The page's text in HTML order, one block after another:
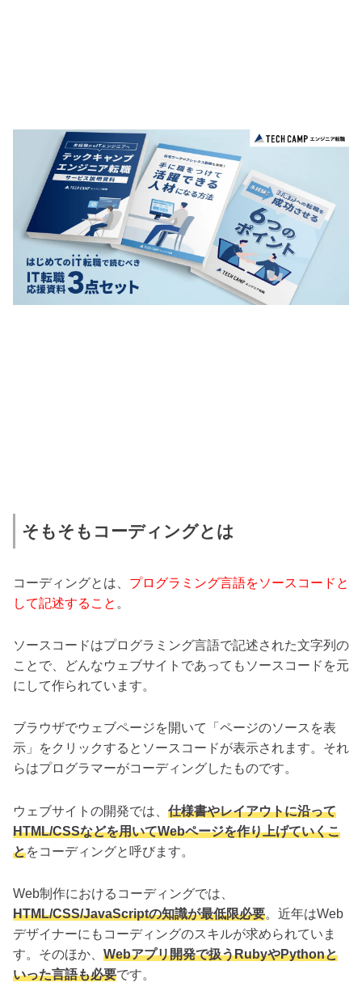
そもそもコーディングとは
コーディングとは、 プログラミング言語をソースコードと
して記述すること 。
ソースコードはプログラミング言語で記述された文字列の
ことで、どんなウェブサイトであってもソースコードを元
にして作られています。
ブラウザでウェブページを開いて「ページのソースを表
示」をクリックするとソースコードが表示されます。それ
らはプログラマーがコーディングしたものです。
ウェブサイトの開発では、 仕様書やレイアウトに沿って
HTML/CSSなどを用いてWebページを作り上げていくこ
とをコーディングと呼びます。
Web制作におけるコーディングでは、
HTML/CSS/JavaScriptの知識が最低限必要。近年はWeb
デザイナーにもコーディングのスキルが求められていま
す。そのほか、 Webアプリ開発で扱うRubyやPythonと
いった言語も必要です。